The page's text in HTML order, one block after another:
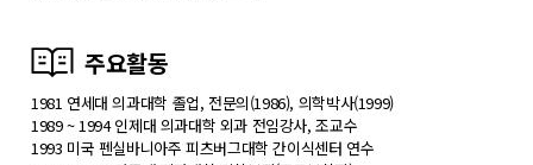
주요활동
1981 연세대 의과대학 졸업, 전문의(1986), 의학박사(1999)
1989 ~ 1994 인제대 의과대학 외과 전임강사, 조교수
1993 미국 펜실바니아주 피츠버그대학 간이식센터 연수